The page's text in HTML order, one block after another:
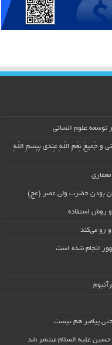
علوم انسانی
و جَمیعَ نِعَمِ اللّهِ عِندی بِبِسمِ اللّهِ
زن بودن حضرت ولی عصر (عج)
و روش استفاده
رو می‌کند
انجام شده است
پیامبر هم نیست
حسین علیه السلام منتشر شد